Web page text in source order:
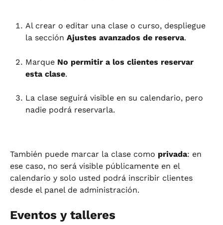
Al crear o editar una clase o curso, despliegue
la sección Ajustes avanzados de reserva.
Marque No permitir a los clientes reservar
esta clase.
La clase seguirá visible en su calendario, pero
nadie podrá reservarla.
También puede marcar la clase como privada: en
ese caso, no será visible públicamente en el
calendario y solo usted podrá inscribir clientes
desde el panel de administración.
Eventos y talleres